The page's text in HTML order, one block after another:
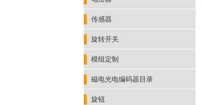
传感器
旋转开关
模组定制
磁电光电编码器目录
旋钮